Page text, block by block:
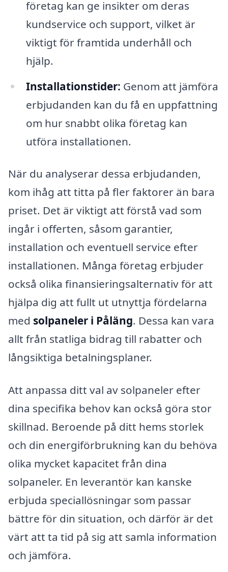
företag kan ge insikter om deras
kundservice och support, vilket är
viktigt för framtida underhåll och
hjälp.
Installationstider: Genom att jämföra
erbjudanden kan du få en uppfattning
om hur snabbt olika företag kan
utföra installationen.
När du analyserar dessa erbjudanden,
kom ihåg att titta på fler faktorer än bara
priset. Det är viktigt att förstå vad som
ingår i offerten, såsom garantier,
installation och eventuell service efter
installationen. Många företag erbjuder
också olika finansieringsalternativ för att
hjälpa dig att fullt ut utnyttja fördelarna
med solpaneler i Påläng. Dessa kan vara
allt från statliga bidrag till rabatter och
långsiktiga betalningsplaner.
Att anpassa ditt val av solpaneler efter
dina specifika behov kan också göra stor
skillnad. Beroende på ditt hems storlek
och din energiförbrukning kan du behöva
olika mycket kapacitet från dina
solpaneler. En leverantör kan kanske
erbjuda speciallösningar som passar
bättre för din situation, och därför är det
värt att ta tid på sig att samla information
och jämföra.